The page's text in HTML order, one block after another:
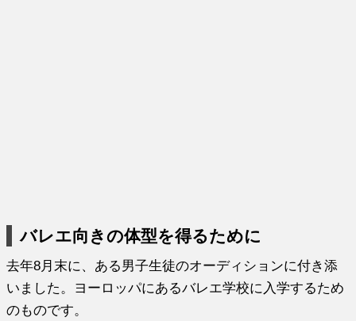
バレエ向きの体型を得るために
去年8月末に、ある男子生徒のオーディションに付き添
いました。ヨーロッパにあるバレエ学校に入学するため
のものです。